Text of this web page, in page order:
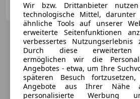
AT-3300 Amstetten
Wir bzw. Drittanbieter nutzen
technologische Mittel, darunter
ähnliche Tools auf unserer
erweiterte Seitenfunktionen
verbessertes Nutzungserlebnis
Durch diese erweiterten
ermöglichen wir die
Angebotes - etwa, um Ihre
späteren Besuch
Angebote aus Ihrer Nähe
personalisierte Werbung